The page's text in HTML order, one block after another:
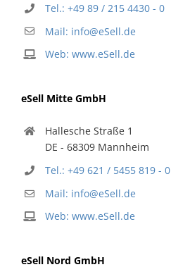
Tel.: +49 89 / 215 4430 - 0
Mail: info@eSell.de
Web: www.eSell.de
eSell Mitte GmbH
Hallesche Straße 1
DE - 68309 Mannheim
Tel.: +49 621 / 5455 819 - 0
Mail: info@eSell.de
Web: www.eSell.de
eSell Nord GmbH